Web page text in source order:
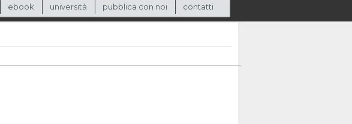
ebook università pubblica con noi contatti